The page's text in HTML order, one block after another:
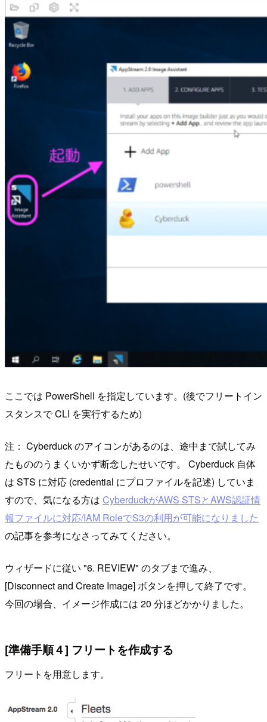
ここでは PowerShell を指定しています。(後でフリートイン
スタンスで CLI を実行するため)
注： Cyberduck のアイコンがあるのは、途中まで試してみ
たもののうまくいかず断念したせいです。 Cyberduck 自体
は STS に対応 (credential にプロファイルを記述) していま
すので、気になる方は CyberduckがAWS STSとAWS認証情
報ファイルに対応/IAM RoleでS3の利用が可能になりました
の記事を参考になさってみてください。
ウィザードに従い "6. REVIEW" のタブまで進み、
[Disconnect and Create Image] ボタンを押して終了です。
今回の場合、イメージ作成には 20 分ほどかかりました。
[準備手順４] フリートを作成する
フリートを用意します。